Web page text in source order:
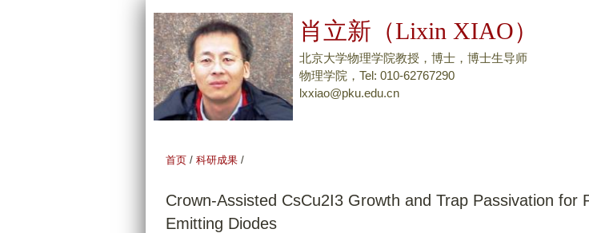
转
到
容
肖立新（Lixin XIAO）
北京大学物理学院教授，博士，博士生导师
物理学院，Tel: 010-62767290
lxxiao@pku.edu.cn
首页 / 科研成果 /
Crown-Assisted CsCu2I3 Growth and Trap Passivation for
Emitting Diodes